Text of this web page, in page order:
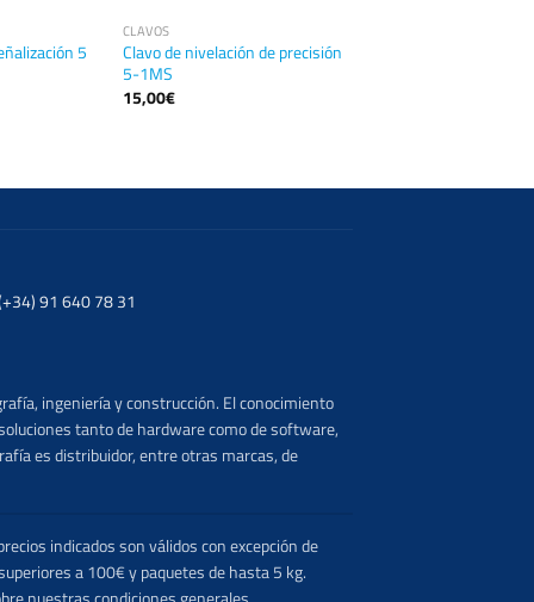
5
CLAVOS
Clavo de nivelación de precisión
5-1MS
15,00€
91 640 78 31
ingeniería y construcción. El conocimiento
tanto de hardware como de software,
es distribuidor, entre otras marcas, de
indicados son válidos con excepción de
a 100€ y paquetes de hasta 5 kg.